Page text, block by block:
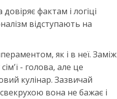
фактам і логіці
відступають на
як і в неї. Заміж
- голова, але це
кулінар. Зазвичай
вона не бажає і